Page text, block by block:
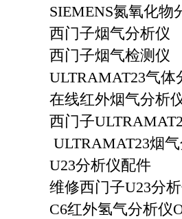
SIEMENS氮氧化物
西门子烟气分析仪
西门子烟气检测仪
ULTRAMAT23气
在线红外烟气分析
西门子
ULTRAMAT23烟
U23分析仪配件
维修西门子U23分
C6红外氢气分析仪